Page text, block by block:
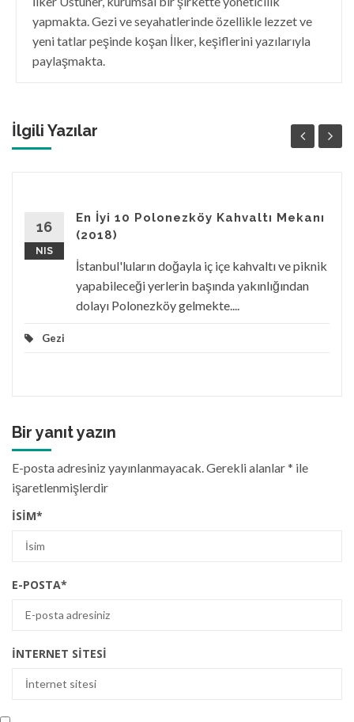
yapmakta. Gezi ve seyahatlerinde özellikle lezzet ve
yeni tatlar peşinde koşan İlker, keşiflerini yazılarıyla
paylaşmakta.
İlgili Yazılar
16
NIS
En İyi 10 Polonezköy Kahvaltı Mekanı
(2018)
İstanbul'luların doğayla iç içe kahvaltı ve piknik
yapabileceği yerlerin başında yakınlığından
dolayı Polonezköy gelmekte....
Gezi
Bir yanıt yazın
E-posta adresiniz yayınlanmayacak. Gerekli alanlar* ile
işaretlenmişlerdir
İSIM*
E-POSTA*
İNTERNET SITESI